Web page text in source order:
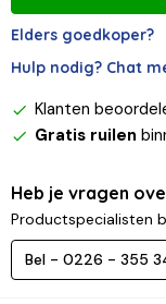
Elders goedkoper?
Hulp nodig? Chat
Klanten
Gratis ruilen
Heb je vragen
Productspecialisten
Bel - 0226 - 355